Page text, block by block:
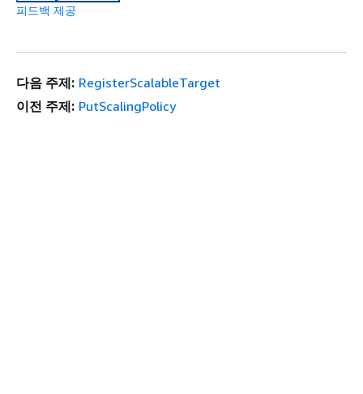
피드백 제공
다음 주제: RegisterScalableTarget
이전 주제: PutScalingPolicy